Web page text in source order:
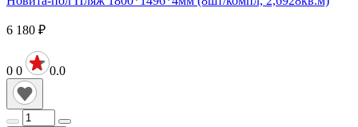
6 180 ₽
0 0 0.0